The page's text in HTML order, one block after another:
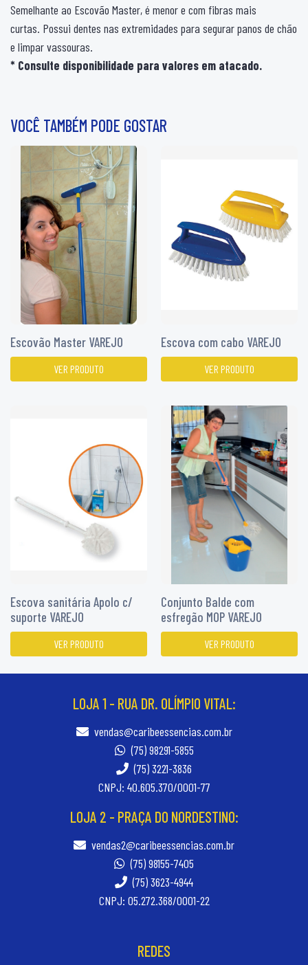
Semelhante ao Escovão Master, é menor e com fibras mais
curtas. Possui dentes nas extremidades para segurar panos de chão
e limpar vassouras.
* Consulte disponibilidade para valores em atacado.
VOCÊ TAMBÉM PODE GOSTAR
Escovão Master VAREJO
VER PRODUTO
Escova com cabo VAREJO
VER PRODUTO
Escova sanitária Apolo c/
suporte VAREJO
VER PRODUTO
Conjunto Balde com
esfregão MOP VAREJO
VER PRODUTO
LOJA 1 - RUA DR. OLÍMPIO VITAL:
vendas@caribeessencias.com.br
(75) 98291-5855
(75) 3221-3836
CNPJ: 40.605.370/0001-77
LOJA 2 - PRAÇA DO NORDESTINO:
vendas2@caribeessencias.com.br
(75) 98155-7405
(75) 3623-4944
CNPJ: 05.272.368/0001-22
REDES